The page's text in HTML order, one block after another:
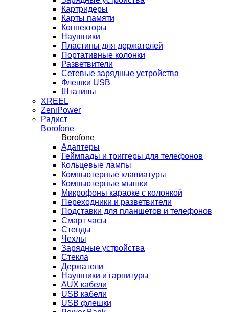
Картридеры
Карты памяти
Коннекторы
Наушники
Пластины для держателей
Портативные колонки
Разветвители
Сетевые зарядные устройства
Флешки USB
Штативы
XREEL
ZeniPower
Радист
Borofone
Borofone
Адаптеры
Геймпады и триггеры для телефонов
Кольцевые лампы
Компьютерные клавиатуры
Компьютерные мышки
Микрофоны караоке с колонкой
Переходники и разветвители
Подставки для планшетов и телефонов
Смарт часы
Стенды
Чехлы
Зарядные устройства
Стекла
Держатели
Наушники и гарнитуры
AUX кабели
USB кабели
USB флешки